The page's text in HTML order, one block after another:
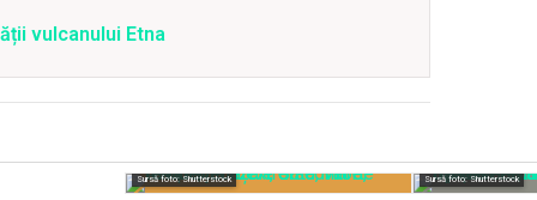
vulcanului Etna
Sursă foto: Shutterstock Sursă foto: Shutterstock